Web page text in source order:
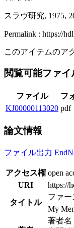
スラヴ研究, 1975,
Permalink : https://
このアイテムのア
閲覧可能ファイ
ファイル フ
KJ00000113020 pdf
論文情報
ファイル出力
アクセス権 open
URI
https://
タイトル
ファー
My
著者名